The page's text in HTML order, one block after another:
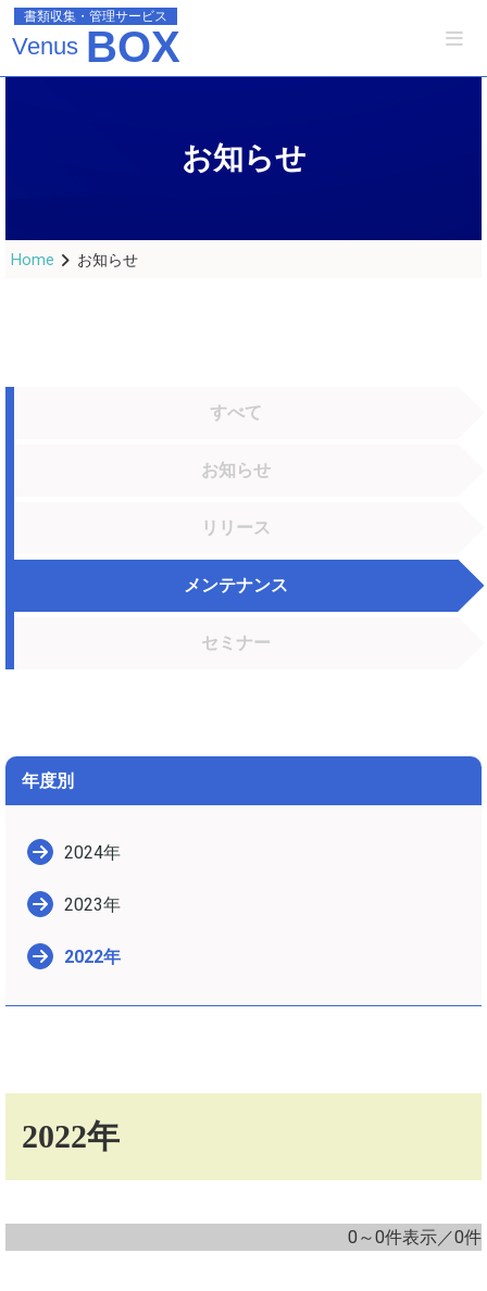
書類収集・管理サービス
Venus BOX
お知らせ
Home お知らせ
すべて
お知らせ
リリース
メンテナンス
セミナー
2022年
0～0件表示／0件
年度別
2024年
2023年
2022年